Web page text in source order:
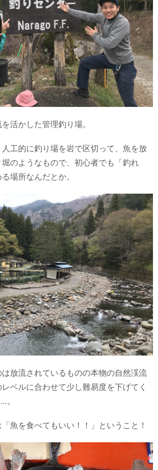
活かした管理釣り場。
工的に釣り場を岩で区切って、魚を放
のようなもので、初心者でも「釣れ
場所なんだとか。
放流されているものの本物の自然渓流
ベルに合わせて少し難易度を下げてく
。
魚を食べてもいい！！」ということ！